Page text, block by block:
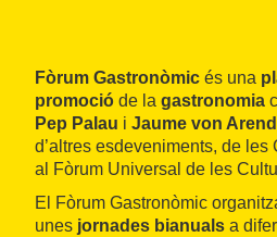
Fòrum Gastronòmic és una
promoció de la gastronomia
Pep Palau i Jaume von Arend
d’altres esdeveniments, de
al Fòrum Universal de les
El Fòrum Gastronòmic
unes jornades bianuals a